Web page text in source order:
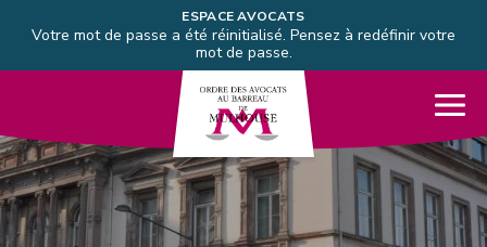
Aller directement à la navigation
Aller directement au contenu
ESPACE AVOCATS
Votre mot de passe a été réinitialisé. Pensez à redéfinir votre
mot de passe.
Barreau de Mulhouse